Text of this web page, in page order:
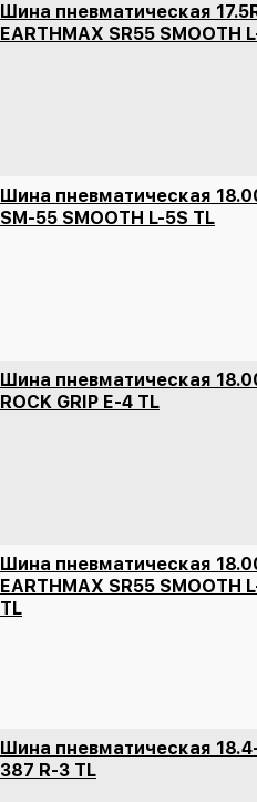
Шина пневматическая
EARTHMAX SR55 SMOOTH
Шина пневматическая
SM-55 SMOOTH L-5S TL
Шина пневматическая
ROCK GRIP E-4 TL
Шина пневматическая
EARTHMAX SR55 SMOOTH
TL
Шина пневматическая
387 R-3 TL